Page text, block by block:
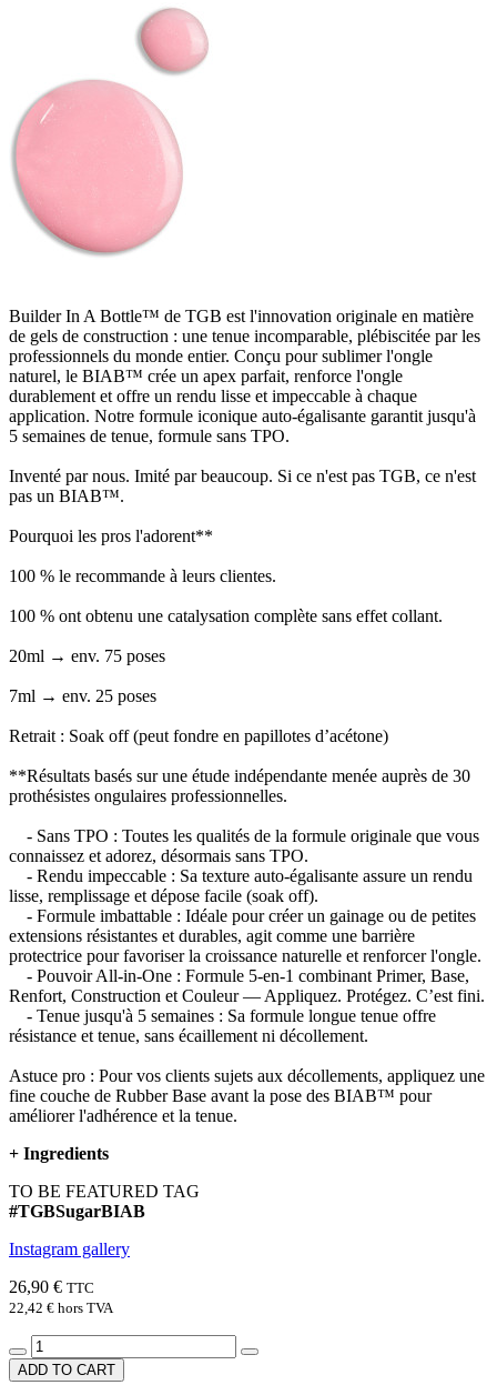
Builder In A Bottle™ de TGB est l'innovation originale en matière
de gels de construction : une tenue incomparable, plébiscitée par les
professionnels du monde entier. Conçu pour sublimer l'ongle
naturel, le BIAB™ crée un apex parfait, renforce l'ongle
durablement et offre un rendu lisse et impeccable à chaque
application. Notre formule iconique auto-égalisante garantit jusqu'à
5 semaines de tenue, formule sans TPO.
Inventé par nous. Imité par beaucoup. Si ce n'est pas TGB, ce n'est
pas un BIAB™.
Pourquoi les pros l'adorent**
100 % le recommande à leurs clientes.
100 % ont obtenu une catalysation complète sans effet collant.
20ml → env. 75 poses
7ml → env. 25 poses
Retrait : Soak off (peut fondre en papillotes d’acétone)
**Résultats basés sur une étude indépendante menée auprès de 30
prothésistes ongulaires professionnelles.
- Sans TPO : Toutes les qualités de la formule originale que vous
connaissez et adorez, désormais sans TPO.
- Rendu impeccable : Sa texture auto-égalisante assure un rendu
lisse, remplissage et dépose facile (soak off).
- Formule imbattable : Idéale pour créer un gainage ou de petites
extensions résistantes et durables, agit comme une barrière
protectrice pour favoriser la croissance naturelle et renforcer l'ongle.
- Pouvoir All-in-One : Formule 5-en-1 combinant Primer, Base,
Renfort, Construction et Couleur — Appliquez. Protégez. C’est fini.
- Tenue jusqu'à 5 semaines : Sa formule longue tenue offre
résistance et tenue, sans écaillement ni décollement.
Astuce pro : Pour vos clients sujets aux décollements, appliquez une
fine couche de Rubber Base avant la pose des BIAB™ pour
améliorer l'adhérence et la tenue.
+ Ingredients
TO BE FEATURED TAG
#TGBSugarBIAB
Instagram gallery
26,90 € TTC
22,42 € hors TVA
ADD TO CART